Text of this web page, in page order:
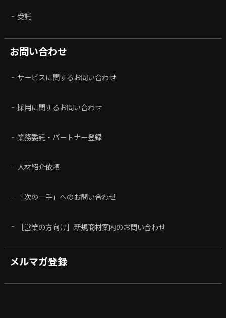
受託
お問い合わせ
サービスに関するお問い合わせ
採用に関するお問い合わせ
業務委託・パートナー登録
人材紹介依頼
「次の一手」へのお問い合わせ
［営業の方向け］新規商材案内のお問い合わせ
メルマガ登録